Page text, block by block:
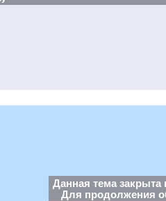
Данная тема закрыта
Для продолжения